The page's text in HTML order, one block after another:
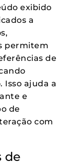
exibido
a
permitem
de
Isso ajuda a
e
de
com
de